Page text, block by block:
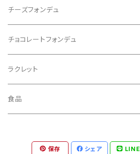
食器・カトラリー
カッティングボード
ペッパーミル
その他 キッチン用品
チーズフォンデュ
フォンデュ一式セット
フォンデュ鍋セット
フォンデュ鍋
チョコレートフォンデュ
チョコレートフォンデュ鍋セット
ラクレット
ラクレットグリルセット
食品
保存 シェア LINE